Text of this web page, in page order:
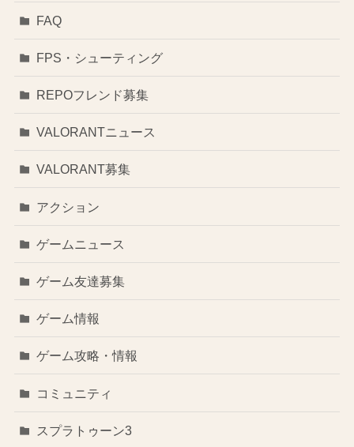
FAQ
FPS・シューティング
REPOフレンド募集
VALORANTニュース
VALORANT募集
アクション
ゲームニュース
ゲーム友達募集
ゲーム情報
ゲーム攻略・情報
コミュニティ
スプラトゥーン3